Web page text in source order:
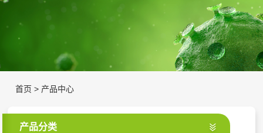
首页 > 产品中心
产品分类